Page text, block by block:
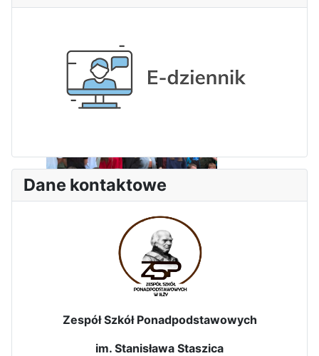
Dni Leśmianowskie 2026
I Olimpiada Klas Mundurowych
Dane kontaktowe
Zespół Szkół Ponadpodstawowych
im. Stanisława Staszica